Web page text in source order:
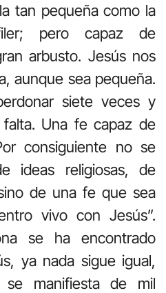
tan pequeña como la
pero capaz de
arbusto. Jesús nos
aunque sea pequeña.
siete veces y
Una fe capaz de
consiguiente no se
ideas religiosas, de
de una fe que sea
vivo con Jesús”.
se ha encontrado
ya nada sigue igual,
se manifiesta de mil